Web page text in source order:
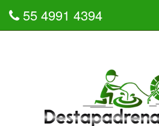
55 4991 4394